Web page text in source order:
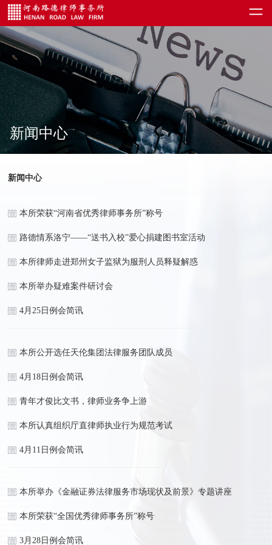
新闻中心
新闻中心
本所荣获“河南省优秀律师事务所”称号
路德情系洛宁——“送书入校”爱心捐建图书室活动
本所律师走进郑州女子监狱为服刑人员释疑解惑
本所举办疑难案件研讨会
4月25日例会简讯
本所公开选任天伦集团法律服务团队成员
4月18日例会简讯
青年才俊比文书，律师业务争上游
本所认真组织厅直律师执业行为规范考试
4月11日例会简讯
本所举办《金融证券法律服务市场现状及前景》专题讲座
本所荣获“全国优秀律师事务所”称号
3月28日例会简讯